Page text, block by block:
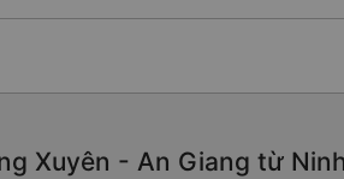
Xuyên - An Giang từ